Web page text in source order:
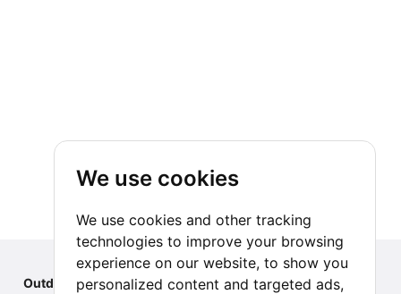
We use cookies
We use cookies and other tracking
technologies to improve your browsing
experience on our website, to show you
personalized content and targeted ads,
Outdoor Index